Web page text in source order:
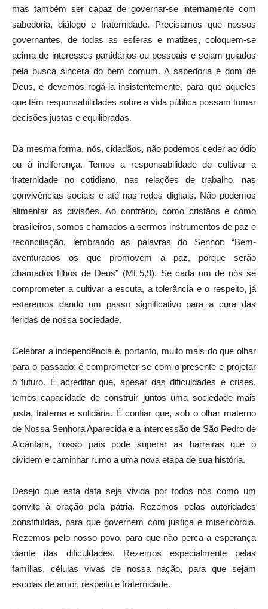
mas também ser capaz de governar-se internamente com
sabedoria, diálogo e fraternidade. Precisamos que nossos
governantes, de todas as esferas e matizes, coloquem-se
acima de interesses partidários ou pessoais e sejam guiados
pela busca sincera do bem comum. A sabedoria é dom de
Deus, e devemos rogá-la insistentemente, para que aqueles
que têm responsabilidades sobre a vida pública possam tomar
decisões justas e equilibradas.
Da mesma forma, nós, cidadãos, não podemos ceder ao ódio
ou à indiferença. Temos a responsabilidade de cultivar a
fraternidade no cotidiano, nas relações de trabalho, nas
convivências sociais e até nas redes digitais. Não podemos
alimentar as divisões. Ao contrário, como cristãos e como
brasileiros, somos chamados a sermos instrumentos de paz e
reconciliação, lembrando as palavras do Senhor: “Bem-
aventurados os que promovem a paz, porque serão
chamados filhos de Deus” (Mt 5,9). Se cada um de nós se
comprometer a cultivar a escuta, a tolerância e o respeito, já
estaremos dando um passo significativo para a cura das
feridas de nossa sociedade.
Celebrar a independência é, portanto, muito mais do que olhar
para o passado: é comprometer-se com o presente e projetar
o futuro. É acreditar que, apesar das dificuldades e crises,
temos capacidade de construir juntos uma sociedade mais
justa, fraterna e solidária. É confiar que, sob o olhar materno
de Nossa Senhora Aparecida e a intercessão de São Pedro de
Alcântara, nosso país pode superar as barreiras que o
dividem e caminhar rumo a uma nova etapa de sua história.
Desejo que esta data seja vivida por todos nós como um
convite à oração pela pátria. Rezemos pelas autoridades
constituídas, para que governem com justiça e misericórdia.
Rezemos pelo nosso povo, para que não perca a esperança
diante das dificuldades. Rezemos especialmente pelas
famílias, células vivas de nossa nação, para que sejam
escolas de amor, respeito e fraternidade.